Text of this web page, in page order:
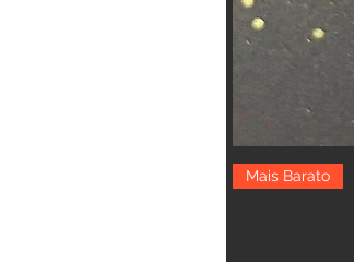
Mais Barato